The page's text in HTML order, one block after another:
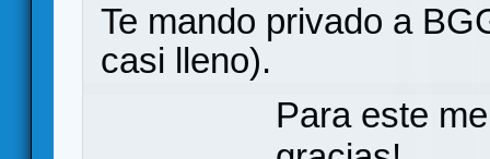
Te mando privado a
casi lleno).
Para este